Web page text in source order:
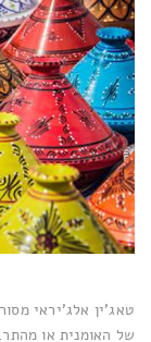
טאג'ין אלג'יראי